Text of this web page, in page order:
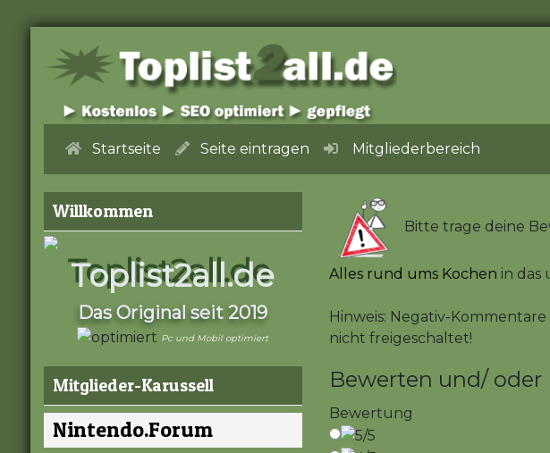
Startseite Seite eintragen Mitgliederbereich
Willkommen
Toplist2all.de
Das Original seit 2019
Pc und Mobil optimiert
Mitglieder-Karussell
Nintendo.Forum
Bitte trage deine
Alles rund ums Kochen in das
Hinweis: Negativ-
nicht freigeschaltet!
Bewerten und/
Bewertung